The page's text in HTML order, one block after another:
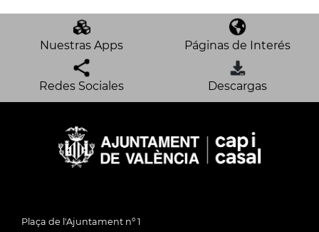
Nuestras Apps Páginas de Interés
Redes Sociales Descargas
Plaça de l'Ajuntament nº 1